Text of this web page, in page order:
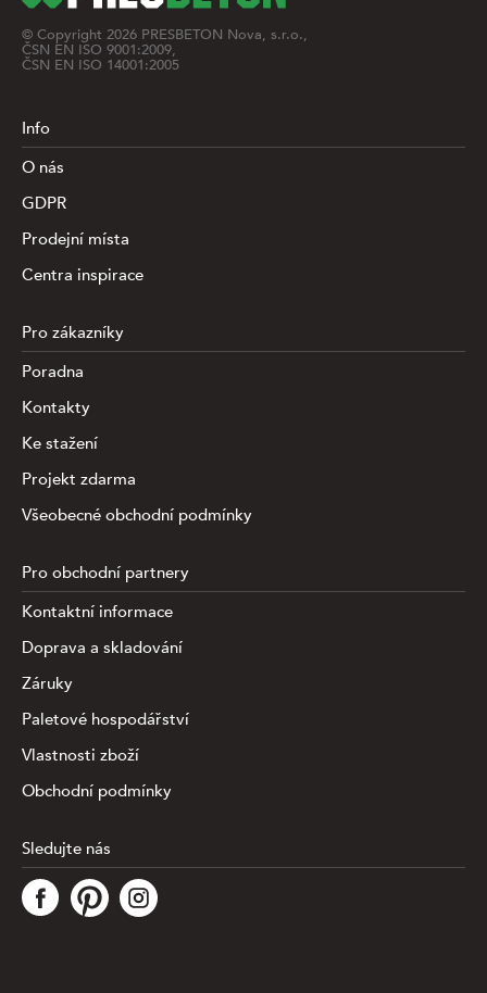
Tato stránka využívá soubory cookies ke shromažďování a
analýze informací o výkonu a používání webu, zajištění
fungování funkcí ze sociálních médií a ke zlepšení a
© Copyright 2026 PRESBETON Nova, s.r.o.,
ČSN EN ISO 9001:2009,
ČSN EN ISO 14001:2005
Info
O nás
GDPR
Prodejní místa
Centra inspirace
Pro zákazníky
Poradna
Kontakty
Ke stažení
Projekt zdarma
Všeobecné obchodní podmínky
Pro obchodní partnery
Kontaktní informace
Doprava a skladování
Záruky
Paletové hospodářství
Vlastnosti zboží
Obchodní podmínky
Sledujte nás